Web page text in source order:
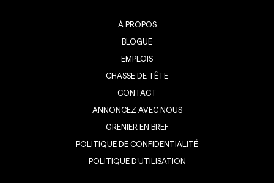
À PROPOS
BLOGUE
EMPLOIS
CHASSE DE TÊTE
CONTACT
ANNONCEZ AVEC NOUS
GRENIER EN BREF
POLITIQUE DE CONFIDENTIALITÉ
POLITIQUE D’UTILISATION